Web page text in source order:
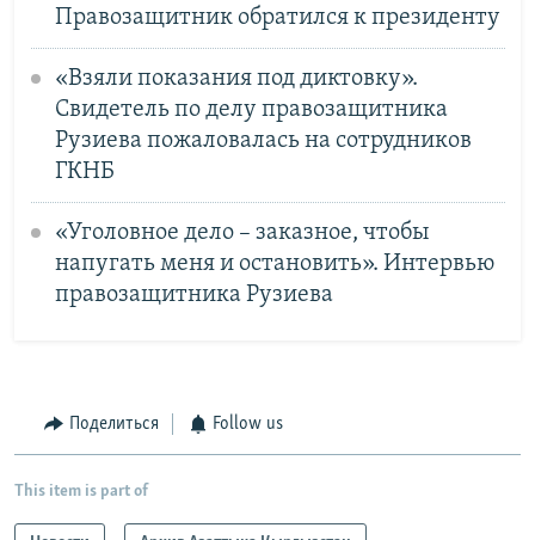
Правозащитник обратился к президенту
«Взяли показания под диктовку».
Свидетель по делу правозащитника
Рузиева пожаловалась на сотрудников
ГКНБ
«Уголовное дело – заказное, чтобы
напугать меня и остановить». Интервью
правозащитника Рузиева
Поделиться Follow us
This item is part of